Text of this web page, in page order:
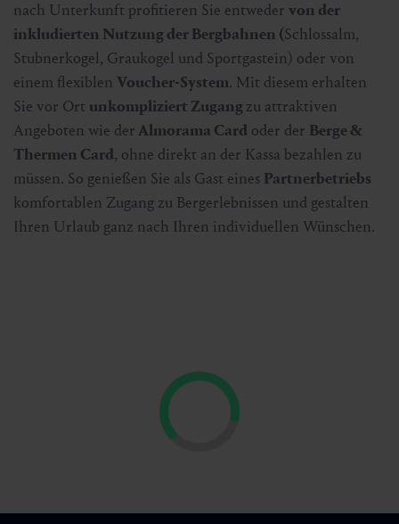
nach Unterkunft profitieren Sie entweder von der
inkludierten Nutzung der Bergbahnen (Schlossalm,
Stubnerkogel, Graukogel und Sportgastein) oder von
einem flexiblen Voucher-System. Mit diesem erhalten
Sie vor Ort unkompliziert Zugangzu attraktiven
Angeboten wie der Almorama Card oder der Berge &
Thermen Card, ohne direkt an der Kassa bezahlen zu
müssen. So genießen Sie als Gast eines Partnerbetriebs
komfortablen Zugang zu Bergerlebnissen und gestalten
Ihren Urlaub ganz nach Ihren individuellen Wünschen.